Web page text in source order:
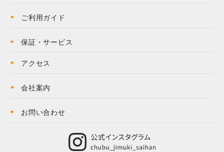
ご利用ガイド
保証・サービス
アクセス
会社案内
お問い合わせ